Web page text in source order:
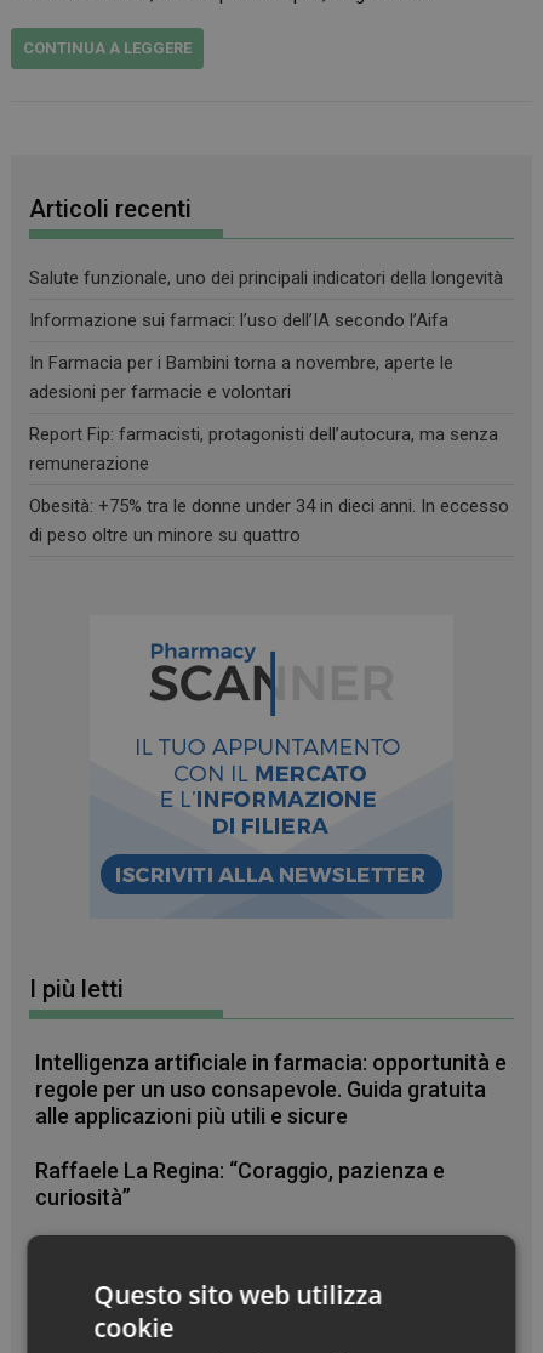
CONTINUA A LEGGERE
Articoli recenti
Salute funzionale, uno dei principali indicatori della longevità
Informazione sui farmaci: l’uso dell’IA secondo l’Aifa
In Farmacia per i Bambini torna a novembre, aperte le
adesioni per farmacie e volontari
Report Fip: farmacisti, protagonisti dell’autocura, ma senza
remunerazione
Obesità: +75% tra le donne under 34 in dieci anni. In eccesso
di peso oltre un minore su quattro
I più letti
Intelligenza artificiale in farmacia: opportunità e
regole per un uso consapevole. Guida gratuita
alle applicazioni più utili e sicure
Raffaele La Regina: “Coraggio, pazienza e
curiosità”
Zanzare & West Nile virus, prevenzione prima di
Questo sito web utilizza
cookie